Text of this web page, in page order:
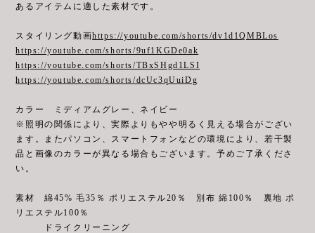
あるアイテムに適した素材です。
スタイリング動画https://youtube.com/shorts/dv1d1QMBLos
https://youtube.com/shorts/9uf1KGDe0ak
https://youtube.com/shorts/TBxSHgd1LSI
https://youtube.com/shorts/dcUc3qUuiDg
カラー ミディアムグレー、ネイビー
※照明の関係により、実際よりもやや明るく見える場合がござい
ます。またパソコン、スマートフォンなどの環境により、若干製
品と画像のカラーが異なる場合もございます。予めご了承くださ
い。
素材 綿45% 毛35％ ポリエステル20％ 別布 綿100％ 裏地 ポ
リエステル100％
ドライクリーニング